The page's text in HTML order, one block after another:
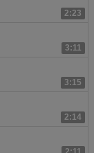
2:23
3:11
3:15
2:14